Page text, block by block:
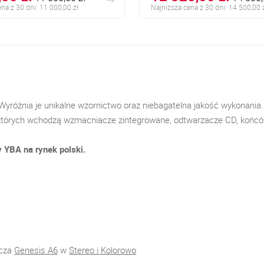
z 30 dni: 11 000,00 zł
Wyjścia: S/PDIF coax,
Najniższa cena z 30 dni: 14 500,00
je unikalne wzornictwo oraz niebagatelna jakość
wchodzą wzmacniacze zintegrowane, odtwarzacze CD,
na rynek polski.
Genesis A6 w Stereo i Kolorowo